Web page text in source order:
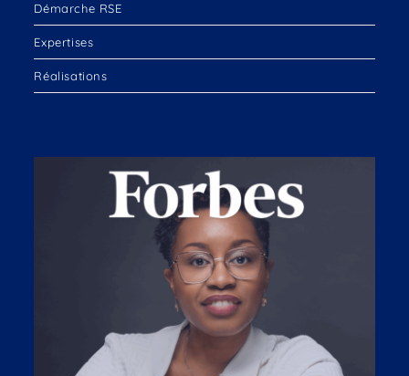
Démarche RSE
Expertises
Réalisations